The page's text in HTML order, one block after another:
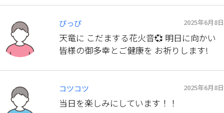
ぴっぴ 2025年6月8日
天竜に こだまする花火音💞 明日に向かい
皆様の御多幸とご健康を お祈りします!
コツコツ 2025年6月8日
当日を楽しみにしています！！